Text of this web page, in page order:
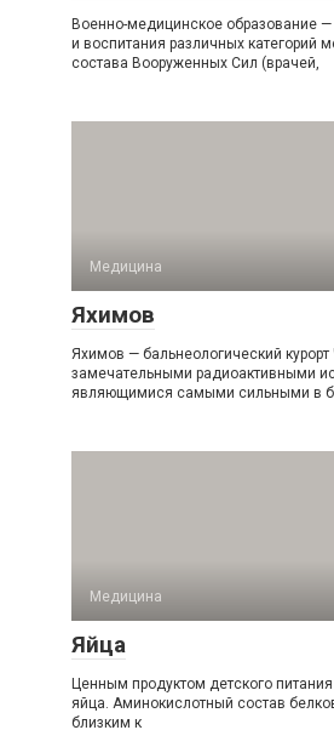
Военно-медицинское образование
и воспитания различных категорий
состава Вооруженных Сил (врачей,
Медицина
Яхимов
Яхимов — бальнеологический
замечательными радиоактивными
являющимися самыми сильными в
Медицина
Яйца
Ценным продуктом детского
яйца. Аминокислотный состав
близким к